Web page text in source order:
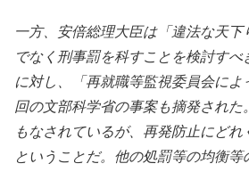
一方、安倍総理大臣は「違法な天
でなく刑事罰を科すことを検討す
に対し、「再就職等監視委員会に
回の文部科学省の事案も摘発された
もなされているが、再発防止にど
ということだ。他の処罰等の均衡